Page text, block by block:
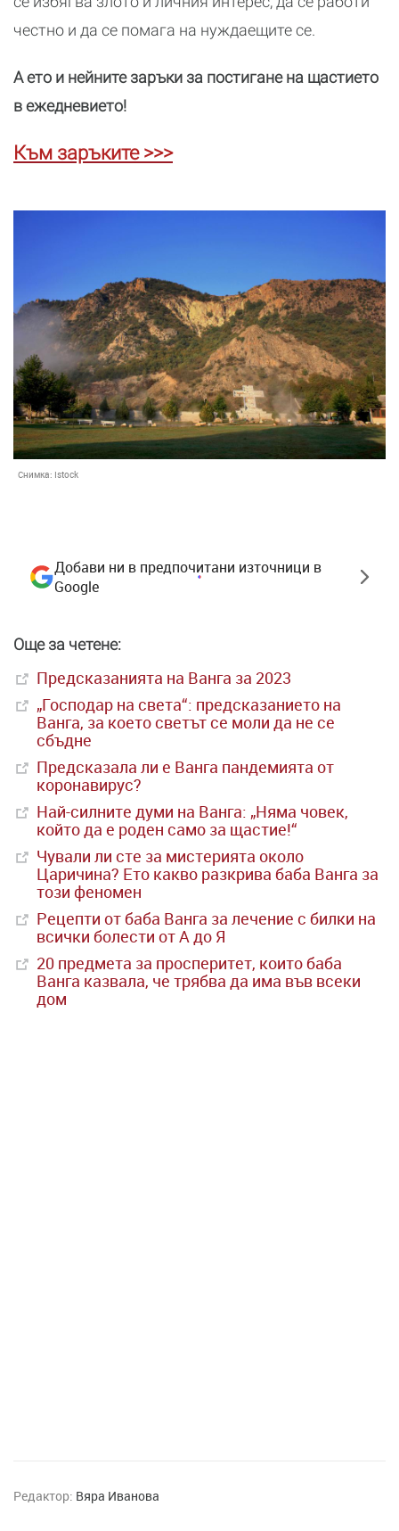
честно и да се помага на нуждаещите се.
А ето и нейните заръки за постигане на щастието
в ежедневието!
Към заръките >>>
Снимка: Istock
Добави ни в предпочитани източници в
Google
Още за четене:
Предсказанията на Ванга за 2023
„Господар на света“: предсказанието на
Ванга, за което светът се моли да не се
сбъдне
Предсказала ли е Ванга пандемията от
коронавирус?
Най-силните думи на Ванга: „Няма човек,
който да е роден само за щастие!“
Чували ли сте за мистерията около
Царичина? Ето какво разкрива баба Ванга за
този феномен
Рецепти от баба Ванга за лечение с билки на
всички болести от А до Я
20 предмета за просперитет, които баба
Ванга казвала, че трябва да има във всеки
дом
Редактор: Вяра Иванова